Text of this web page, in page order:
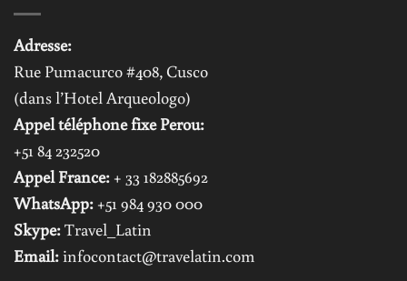
Adresse:
Rue Pumacurco #408, Cusco
(dans l’Hotel Arqueologo)
Appel téléphone fixe Perou:
+51 84 232520
Appel France: + 33 182885692
WhatsApp: +51 984 930 000
Skype:Travel_Latin
Email:infocontact@travelatin.com